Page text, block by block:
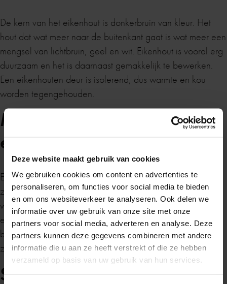
Deze website maakt gebruik van cookies
We gebruiken cookies om content en advertenties te
personaliseren, om functies voor social media te bieden
en om ons websiteverkeer te analyseren. Ook delen we
informatie over uw gebruik van onze site met onze
partners voor social media, adverteren en analyse. Deze
partners kunnen deze gegevens combineren met andere
informatie die u aan ze heeft verstrekt of die ze hebben
verzameld op basis van uw gebruik van hun services.
De kern van het eikenhout is donkerbruin van kleur. Het
hout dat wat meer naar de buitenkant gaat is wat meer een
mengsel van lichtbruin, geel en wit. Eikenhout is vooral erg
duurzaam en het is daarnaast gemakkelijk te bewerken.
Een eikenhouten deur is isolerend, dus warmte en kou
worden tegengehouden.
Mogelijkheden met
eikenhouten deuren
Een eikenhouten deur brengt heel veel mogelijkheden met
zich mee. Een eikenhouten duur is volledig naar uw
wensen aan te passen. U kunt de deur een laklaag geven,
een patroon geven, verven of vernissen. En met hout zijn
bijzondere maten geen probleem, want eikenhouten deur
zijn eenvoudig op maat te laten maken.
Soorten eikenhouten
Van maandag 20 juli tot en met maandag 10
augustus zijn wij gesloten in verband met de
zomervakantie.
Heb je in de tussentijd een vraag? Stuur ons
gerust eenberichtje , dan nemen we zo snel